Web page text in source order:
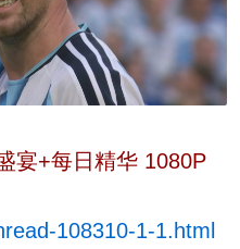
宴+每日精华 1080P
108310-1-1.html